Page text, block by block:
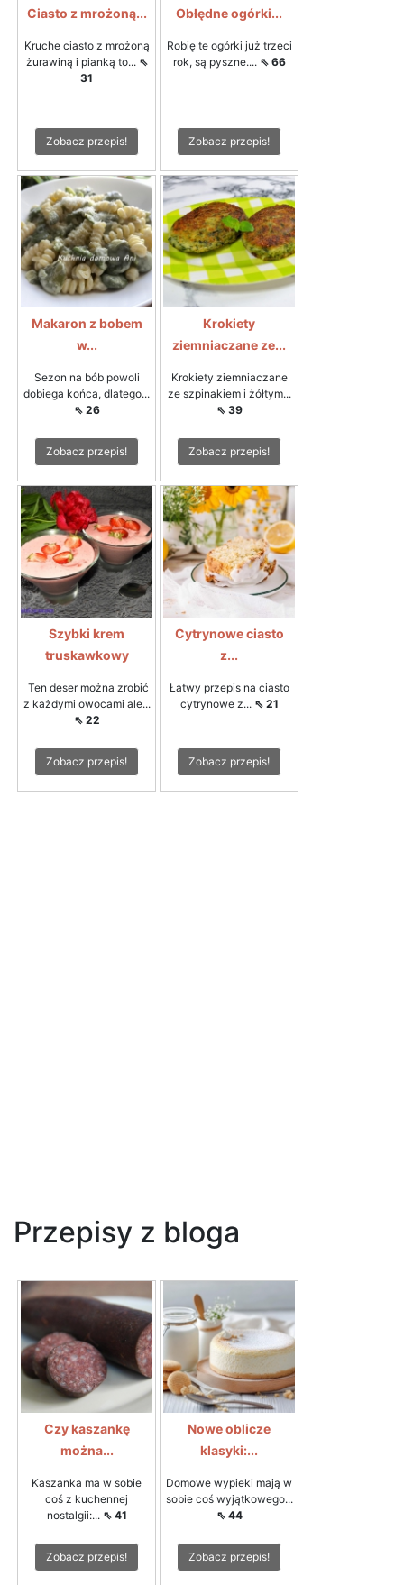
Ciasto z mrożoną...
Kruche ciasto z mrożoną
żurawiną i pianką to... ⇖
31
Zobacz przepis!
Obłędne ogórki...
Robię te ogórki już trzeci
rok, są pyszne.... ⇖ 66
Zobacz przepis!
Makaron z bobem
w...
Sezon na bób powoli
dobiega końca, dlatego...
⇖ 26
Zobacz przepis!
Krokiety
ziemniaczane ze...
Krokiety ziemniaczane
ze szpinakiem i żółtym...
⇖ 39
Zobacz przepis!
Szybki krem
truskawkowy
Ten deser można zrobić
z każdymi owocami ale...
⇖ 22
Zobacz przepis!
Cytrynowe ciasto
z...
Łatwy przepis na ciasto
cytrynowe z... ⇖ 21
Zobacz przepis!
Przepisy z bloga
Czy kaszankę
można...
Kaszanka ma w sobie
coś z kuchennej
nostalgii:... ⇖ 41
Zobacz przepis!
Nowe oblicze
klasyki:...
Domowe wypieki mają w
sobie coś wyjątkowego...
⇖ 44
Zobacz przepis!